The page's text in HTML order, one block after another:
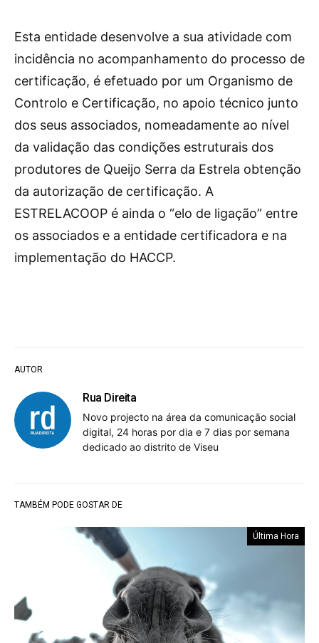
AUTOR
Rua Direita
Novo projecto na área da comunicação social
digital, 24 horas por dia e 7 dias por semana
dedicado ao distrito de Viseu
Esta entidade desenvolve a sua atividade com
incidência no acompanhamento do processo de
certificação, é efetuado por um Organismo de
Controlo e Certificação, no apoio técnico junto
dos seus associados, nomeadamente ao nível
da validação das condições estruturais dos
produtores de Queijo Serra da Estrela obtenção
da autorização de certificação. A
ESTRELACOOP é ainda o “elo de ligação” entre
os associados e a entidade certificadora e na
implementação do HACCP.
TAMBÉM PODE GOSTAR DE
Última Hora